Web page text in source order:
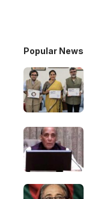
Popular News